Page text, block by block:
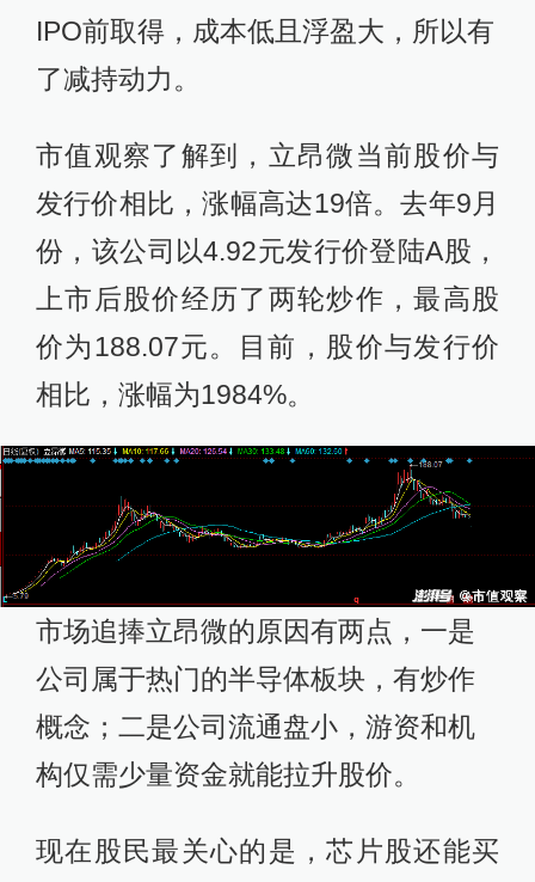
IPO前取得，成本低且浮盈大，所以有
了减持动力。
市值观察了解到，立昂微当前股价与
发行价相比，涨幅高达19倍。去年9月
份，该公司以4.92元发行价登陆A股，
上市后股价经历了两轮炒作，最高股
价为188.07元。目前，股价与发行价
相比，涨幅为1984%。
市场追捧立昂微的原因有两点，一是
公司属于热门的半导体板块，有炒作
概念；二是公司流通盘小，游资和机
构仅需少量资金就能拉升股价。
现在股民最关心的是，芯片股还能买